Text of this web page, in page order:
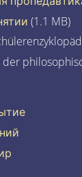
(1.1 MB)